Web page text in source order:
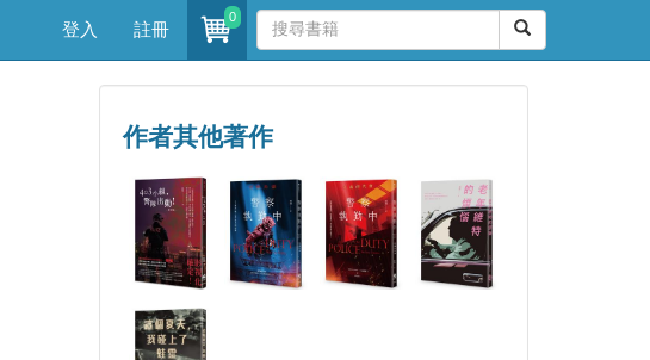
登入 註冊
0
作者其他著作